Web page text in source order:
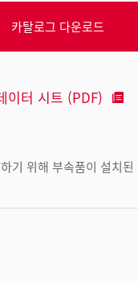
기 위해 부속품이 설치
카탈로그 다운로드
이터 시트 (PDF)